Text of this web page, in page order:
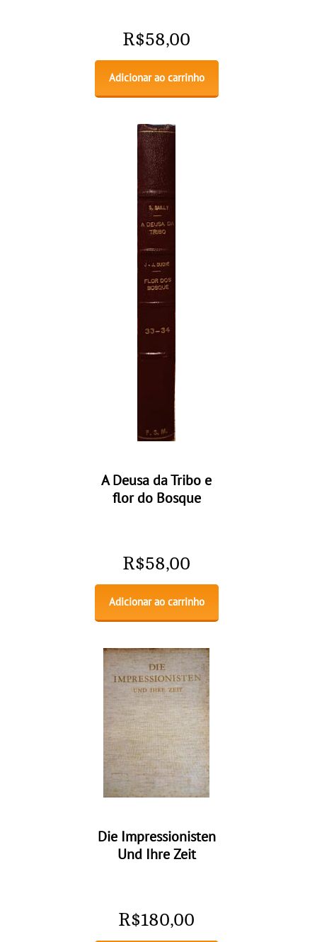
R$58,00
Adicionar ao carrinho
A Deusa da Tribo e
flor do Bosque
R$58,00
Adicionar ao carrinho
Die Impressionisten
Und Ihre Zeit
R$180,00